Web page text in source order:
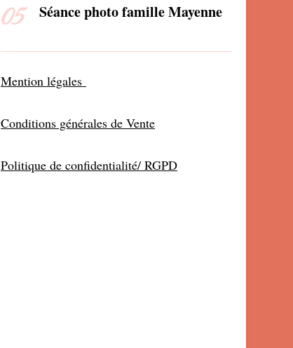
Séance photo famille Mayenne
Mention légales
Conditions générales de Vente
Politique de confidentialité/ RGPD